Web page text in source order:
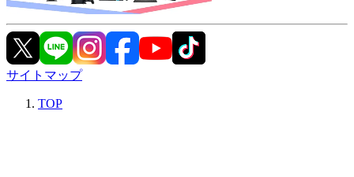
サイトマップ
TOP